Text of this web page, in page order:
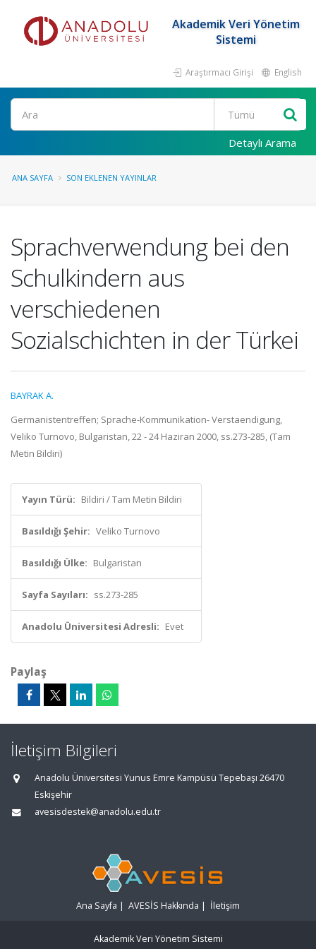
Akademik Veri Yönetim
Sistemi
Araştırmacı Girişi English
Ara
Detaylı Arama
ANA SAYFA SON EKLENEN YAYINLAR
Sprachverwendung bei den
Schulkindern aus
verschiedenen
Sozialschichten in der Türkei
BAYRAK A.
Germanistentreffen; Sprache-Kommunikation- Verstaendigung,
Veliko Turnovo, Bulgaristan, 22 - 24 Haziran 2000, ss.273-285, (Tam
Metin Bildiri)
Yayın Türü: Bildiri / Tam Metin Bildiri
Basıldığı Şehir: Veliko Turnovo
Basıldığı Ülke: Bulgaristan
Sayfa Sayıları: ss.273-285
Anadolu Üniversitesi Adresli: Evet
Paylaş
İletişim Bilgileri
Anadolu Üniversitesi Yunus Emre Kampüsü Tepebaşı 26470
Eskişehir
avesisdestek@anadolu.edu.tr
Ana Sayfa | AVESİS Hakkında | İletişim
Akademik Veri Yönetim Sistemi